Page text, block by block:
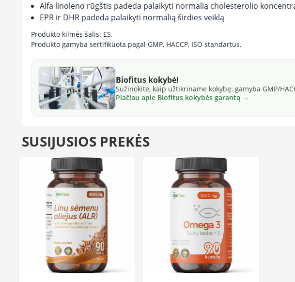
Alfa linoleno rūgštis padeda palaikyti normalią cholesterolio
EPR ir DHR padeda palaikyti normalią širdies veiklą
Produkto kilmės šalis: ES.
Produkto gamyba sertifikuota pagal GMP, HACCP, ISO standartus.
Biofitus kokybė!
Sužinokite, kaip užtikriname kokybę: gamyba GMP/
Plačiau apie Biofitus kokybės garantą →
SUSIJUSIOS PREKĖS